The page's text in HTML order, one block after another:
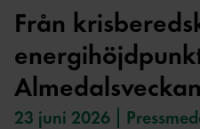
Från
Almedalsveckan
23 juni 2026